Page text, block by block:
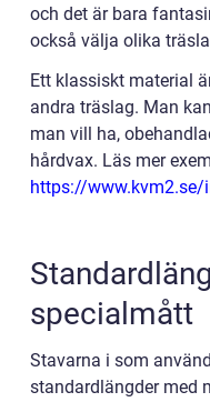
och det är bara
också välja olika
Ett klassiskt material
andra träslag. Man
man vill ha,
hårdvax. Läs mer
https://www.kvm2.se/
specialmått
Stavarna i som
standardlängder med